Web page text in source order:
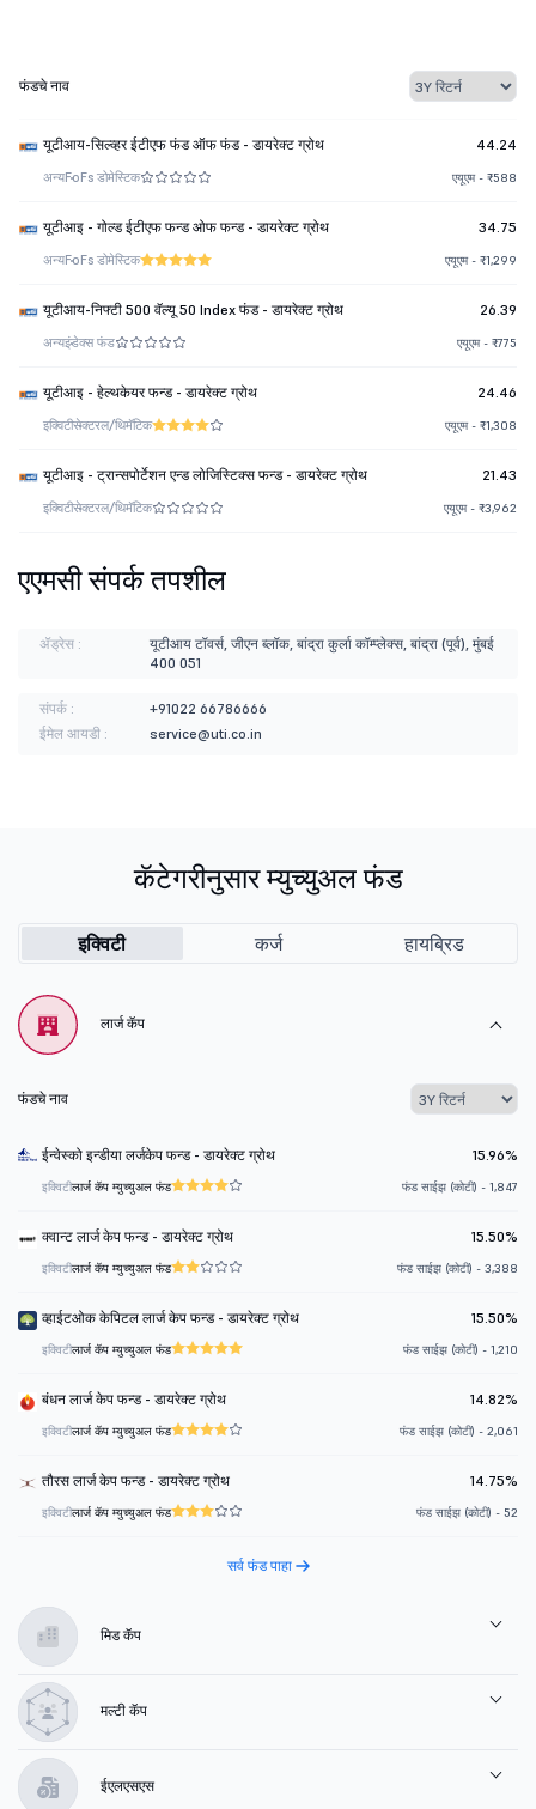
फंडचे नाव
यूटीआय-सिल्व्हर ईटीएफ फंड ऑफ फंड - डायरेक्ट ग्रोथ 44.24
अन्यFoFs डोमेस्टिक एयूएम - ₹588
यूटीआइ - गोल्ड ईटीएफ फन्ड ओफ फन्ड - डायरेक्ट ग्रोथ 34.75
अन्यFoFs डोमेस्टिक एयूएम - ₹1,299
यूटीआय-निफ्टी 500 वॅल्यू 50 Index फंड - डायरेक्ट ग्रोथ 26.39
अन्यइंडेक्स फंड एयूएम - ₹775
यूटीआइ - हेल्थकेयर फन्ड - डायरेक्ट ग्रोथ 24.46
इक्विटीसेक्टरल/थिमॅटिक एयूएम - ₹1,308
यूटीआइ - ट्रान्सपोर्टेशन एन्ड लोजिस्टिक्स फन्ड - डायरेक्ट ग्रोथ 21.43
इक्विटीसेक्टरल/थिमॅटिक एयूएम - ₹3,962
एएमसी संपर्क तपशील
ॲड्रेस :
यूटीआय टॉवर्स, जीएन ब्लॉक, बांद्रा कुर्ला कॉम्प्लेक्स, बांद्रा (पूर्व), मुंबई
400 051
संपर्क :
+91022 66786666
ईमेल आयडी :
service@uti.co.in
कॅटेगरीनुसार म्युच्युअल फंड
इक्विटी कर्ज हायब्रिड
लार्ज कॅप
फंडचे नाव
ईन्वेस्को इन्डीया लर्जकेप फन्ड - डायरेक्ट ग्रोथ 15.96%
इक्विटीलार्ज कॅप म्युच्युअल फंड फंड साईझ (कोटी) - 1,847
क्वान्ट लार्ज केप फन्ड - डायरेक्ट ग्रोथ 15.50%
इक्विटीलार्ज कॅप म्युच्युअल फंड फंड साईझ (कोटी) - 3,388
व्हाईटओक केपिटल लार्ज केप फन्ड - डायरेक्ट ग्रोथ 15.50%
इक्विटीलार्ज कॅप म्युच्युअल फंड फंड साईझ (कोटी) - 1,210
बंधन लार्ज केप फन्ड - डायरेक्ट ग्रोथ 14.82%
इक्विटीलार्ज कॅप म्युच्युअल फंड फंड साईझ (कोटी) - 2,061
तौरस लार्ज केप फन्ड - डायरेक्ट ग्रोथ 14.75%
इक्विटीलार्ज कॅप म्युच्युअल फंड फंड साईझ (कोटी) - 52
सर्व फंड पाहा
मिड कॅप
मल्टी कॅप
ईएलएसएस